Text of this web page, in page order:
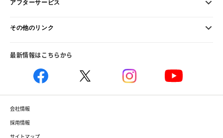
アフターサービス
その他のリンク
最新情報はこちらから
会社情報
採用情報
サイトマップ